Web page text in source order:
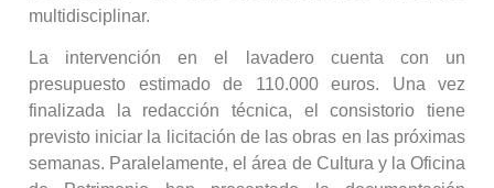
multidisciplinar.
La intervención en el lavadero cuenta con un
presupuesto estimado de 110.000 euros. Una vez
finalizada la redacción técnica, el consistorio tiene
previsto iniciar la licitación de las obras en las próximas
semanas. Paralelamente, el área de Cultura y la Oficina